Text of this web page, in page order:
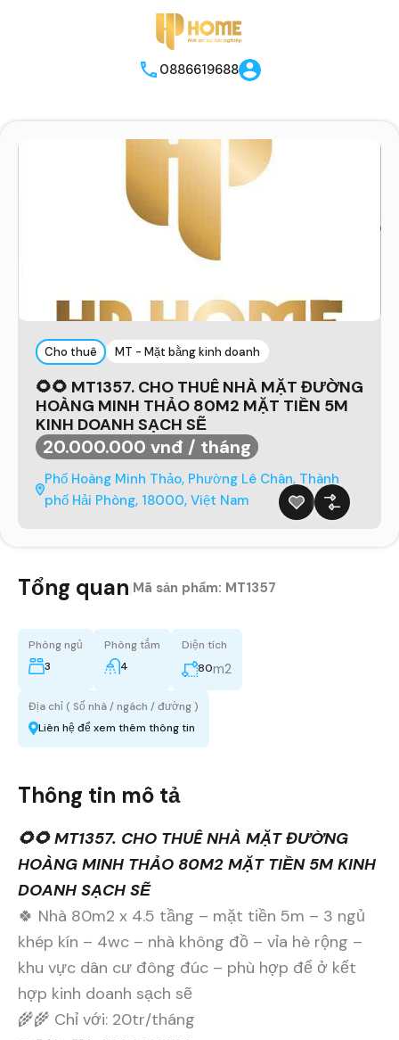
0886619688
Cho thuê MT - Mặt bằng kinh doanh
🌻🌻 MT1357. CHO THUÊ NHÀ MẶT ĐƯỜNG
HOÀNG MINH THẢO 80M2 MẶT TIỀN 5M
KINH DOANH SẠCH SẼ
20.000.000 vnđ / tháng
Phố Hoàng Minh Thảo, Phường Lê Chân, Thành
phố Hải Phòng, 18000, Việt Nam
Tổng quan Mã sản phẩm: MT1357
Phòng ngủ
3
Phòng tắm
4
Diện tích
80m2
Địa chỉ ( Số nhà / ngách / đường )
Liên hệ để xem thêm thông tin
Thông tin mô tả
🌻🌻 MT1357. CHO THUÊ NHÀ MẶT ĐƯỜNG
HOÀNG MINH THẢO 80M2 MẶT TIỀN 5M KINH
DOANH SẠCH SẼ
🍀 Nhà 80m2 x 4.5 tầng – mặt tiền 5m – 3 ngủ
khép kín – 4wc – nhà không đồ – vỉa hè rộng –
khu vực dân cư đông đúc – phù hợp để ở kết
hợp kinh doanh sạch sẽ
🌾🌾 Chỉ với: 20tr/tháng